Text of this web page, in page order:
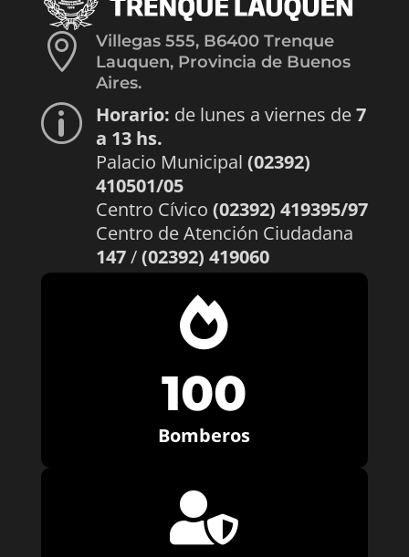

Villegas 555, B6400 Trenque
Lauquen, Provincia de Buenos
Aires.
p Horario: de lunes a viernes de7
a 13 hs.
Palacio Municipal (02392)
410501/05
Centro Cívico (02392) 419395/97
Centro de Atención Ciudadana
147/(02392) 419060

100
Bomberos
